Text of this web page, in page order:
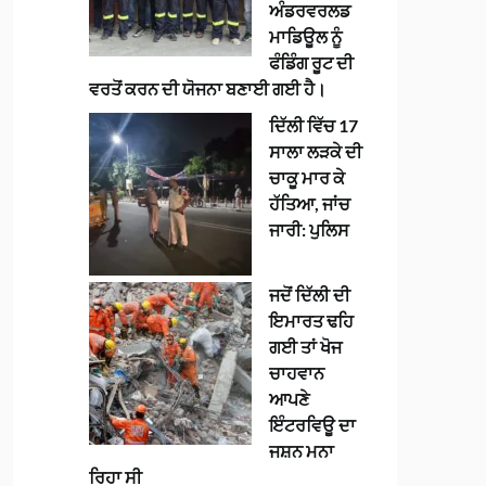
ਅੰਡਰਵਰਲਡ
ਮਾਡਿਊਲ ਨੂੰ
ਫੰਡਿੰਗ ਰੂਟ ਦੀ
ਵਰਤੋਂ ਕਰਨ ਦੀ ਯੋਜਨਾ ਬਣਾਈ ਗਈ ਹੈ।
ਦਿੱਲੀ ਵਿੱਚ 17
ਸਾਲਾ ਲੜਕੇ ਦੀ
ਚਾਕੂ ਮਾਰ ਕੇ
ਹੱਤਿਆ, ਜਾਂਚ
ਜਾਰੀ: ਪੁਲਿਸ
ਜਦੋਂ ਦਿੱਲੀ ਦੀ
ਇਮਾਰਤ ਢਹਿ
ਗਈ ਤਾਂ ਖੋਜ
ਚਾਹਵਾਨ
ਆਪਣੇ
ਇੰਟਰਵਿਊ ਦਾ
ਜਸ਼ਨ ਮਨਾ
ਰਿਹਾ ਸੀ